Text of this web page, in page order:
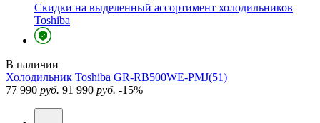
Скидки на выделенный ассортимент холодильников
Toshiba
В наличии
Холодильник Toshiba GR-RB500WE-PMJ(51)
77 990 руб. 91 990 руб. -15%